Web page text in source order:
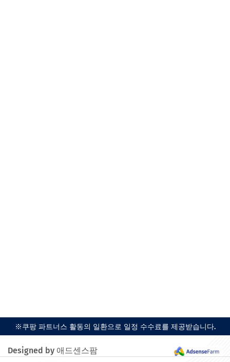
※쿠팡 파트너스 활동의 일환으로 일정 수수료를 제공받습니다.
Designed by 애드센스팜